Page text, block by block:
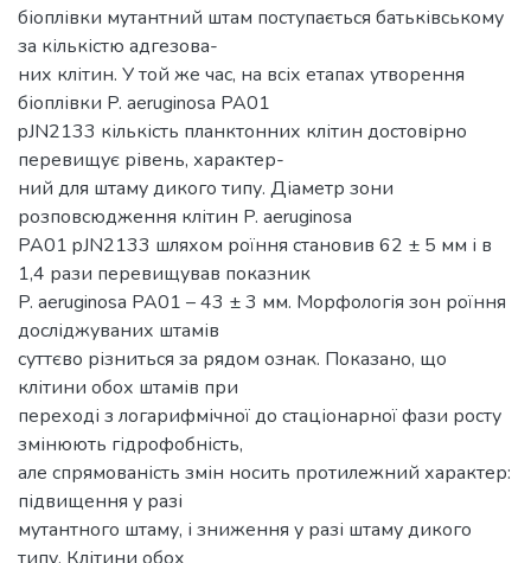
біоплівки мутантний штам поступається батьківському
за кількістю адгезова-
них клітин. У той же час, на всіх етапах утворення
біоплівки P. aeruginosa PA01
pJN2133 кількість планктонних клітин достовірно
перевищує рівень, характер-
ний для штаму дикого типу. Діаметр зони
розповсюдження клітин P. aeruginosa
PA01 pJN2133 шляхом роїння становив 62 ± 5 мм і в
1,4 рази перевищував показник
P. aeruginosa PA01 – 43 ± 3 мм. Морфологія зон роїння
досліджуваних штамів
суттєво різниться за рядом ознак. Показано, що
клітини обох штамів при
переході з логарифмічної до стаціонарної фази росту
змінюють гідрофобність,
але спрямованість змін носить протилежний характер:
підвищення у разі
мутантного штаму, і зниження у разі штаму дикого